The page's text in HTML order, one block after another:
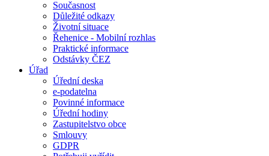
Současnost
Důležité odkazy
Životní situace
Řehenice - Mobilní rozhlas
Praktické informace
Odstávky ČEZ
Úřad
Úřední deska
e-podatelna
Povinné informace
Úřední hodiny
Zastupitelstvo obce
Smlouvy
GDPR